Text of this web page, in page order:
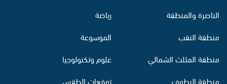
الناصرة والمنطقة
منطقة النقب
منطقة المثلث الشمالي
منطقة البطوف
رياضة
الموسوعة
علوم وتكنولوجيا
توقعات الطقس